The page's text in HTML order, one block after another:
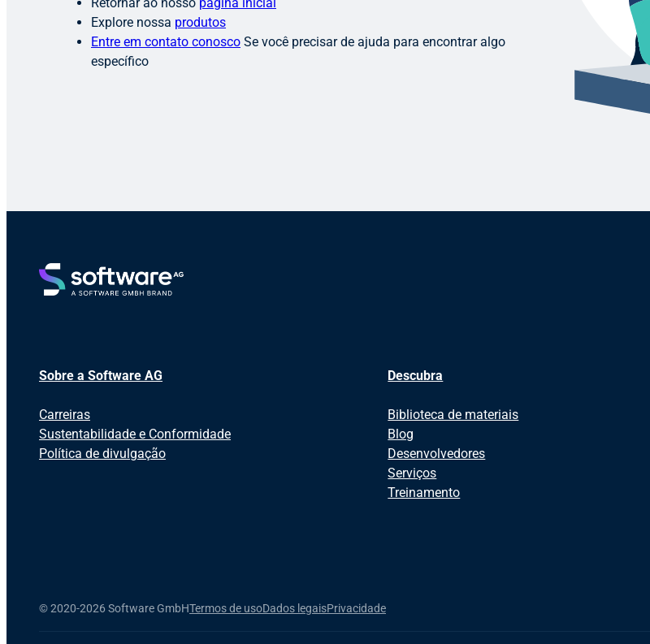
Explore nossa produtos
Entre em contato conosco Se você precisar de ajuda para encontrar algo
específico
Sobre a Software AG
Carreiras
Sustentabilidade e Conformidade
Política de divulgação
Descubra
Biblioteca de materiais
Blog
Desenvolvedores
Serviços
Treinamento
©2020-2026 Software GmbHTermos de usoDados legaisPrivacidade